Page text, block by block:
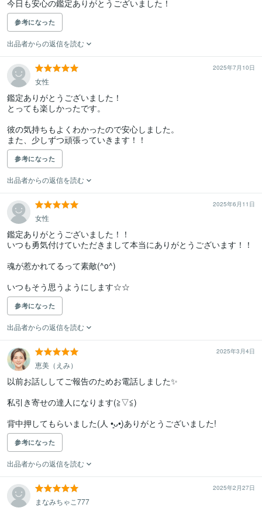
今日も安心の鑑定ありがとうございました！
参考になった
出品者からの返信を読む
2025年7月10日
女性
鑑定ありがとうございました！
とっても楽しかったです。
彼の気持ちもよくわかったので安心しました。
また、少しずつ頑張っていきます！！
参考になった
出品者からの返信を読む
2025年6月11日
女性
鑑定ありがとうございました！！
いつも勇気付けていただきまして本当にありがとうございます！！
魂が惹かれてるって素敵(^o^)
いつもそう思うようにします☆☆
参考になった
出品者からの返信を読む
2025年3月4日
恵美（えみ）
以前お話ししてご報告のためお電話しました✨
私引き寄せの達人になります(⁠≧⁠▽⁠≦⁠)
背中押してもらいました(⁠人⁠ ⁠•͈⁠ᴗ⁠•͈⁠)ありがとうございました!
参考になった
出品者からの返信を読む
2025年2月27日
まなみちゃこ777